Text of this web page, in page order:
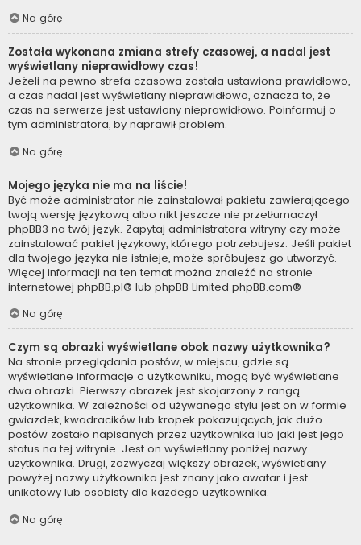
Na górę
Została wykonana zmiana strefy czasowej, a nadal jest
wyświetlany nieprawidłowy czas!
Jeżeli na pewno strefa czasowa została ustawiona prawidłowo,
a czas nadal jest wyświetlany nieprawidłowo, oznacza to, że
czas na serwerze jest ustawiony nieprawidłowo. Poinformuj o
tym administratora, by naprawił problem.
Na górę
Mojego języka nie ma na liście!
Być może administrator nie zainstalował pakietu zawierającego
twoją wersję językową albo nikt jeszcze nie przetłumaczył
phpBB3 na twój język. Zapytaj administratora witryny czy może
zainstalować pakiet językowy, którego potrzebujesz. Jeśli pakiet
dla twojego języka nie istnieje, może spróbujesz go utworzyć.
Więcej informacji na ten temat można znaleźć na stronie
internetowej phpBB.pl® lub phpBB Limited phpBB.com®
Na górę
Czym są obrazki wyświetlane obok nazwy użytkownika?
Na stronie przeglądania postów, w miejscu, gdzie są
wyświetlane informacje o użytkowniku, mogą być wyświetlane
dwa obrazki. Pierwszy obrazek jest skojarzony z rangą
użytkownika. W zależności od używanego stylu jest on w formie
gwiazdek, kwadracików lub kropek pokazujących, jak dużo
postów zostało napisanych przez użytkownika lub jaki jest jego
status na tej witrynie. Jest on wyświetlany poniżej nazwy
użytkownika. Drugi, zazwyczaj większy obrazek, wyświetlany
powyżej nazwy użytkownika jest znany jako awatar i jest
unikatowy lub osobisty dla każdego użytkownika.
Na górę